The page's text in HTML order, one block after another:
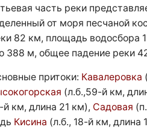
часть реки
от моря песчаной
82 км, площадь водосбора
388 м, общее падение реки
притоки: Кавалеровка
(л.б.,59-й км,
й км, длина 21 км), Садовая
Кисина (л.б., 18-й км, длина